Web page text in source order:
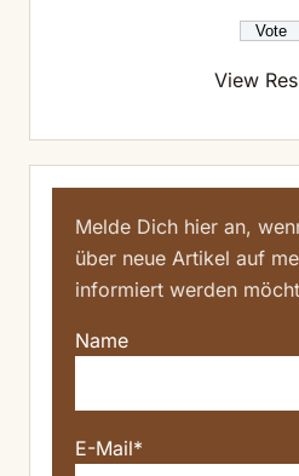
View
Melde Dich hier an,
über neue Artikel auf
informiert werden
Name
E-Mail*